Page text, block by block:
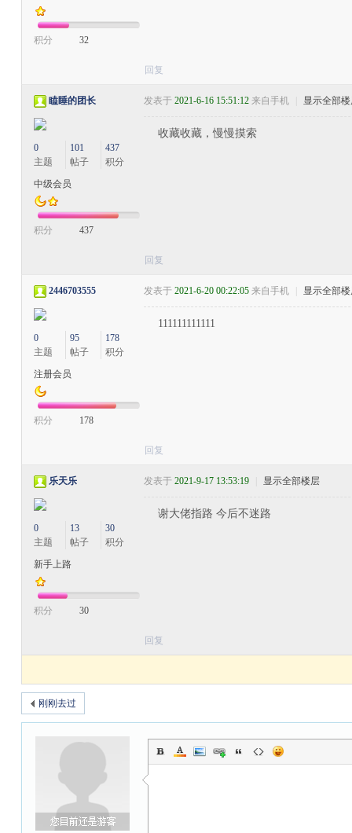
积分 32
回复
瞌睡的团长
0
主题
101
帖子
437
积分
中级会员
积分 437
发表于 2021-6-16 15:51:12 来自手机 显示全部
收藏收藏，慢慢摸索
回复
2446703555
0
主题
95
帖子
178
积分
注册会员
积分 178
发表于 2021-6-20 00:22:05 来自手机 显示全部
111111111111
回复
乐天乐
0
主题
13
帖子
30
积分
新手上路
积分 30
发表于 2021-9-17 13:53:19 显示全部楼层
谢大佬指路 今后不迷路
回复
刚刚去过